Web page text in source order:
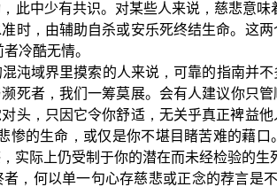
， 此中少有共识。对某些人来说 ， 慈悲意味
时， 由辅助自杀或安乐死终结生命。这
冷酷无情。
沌域界里摸索的人来说 ，可靠的指南并
死者， 我们一筹莫展。会有人建议你只管
头， 只因它令你舒适， 无关乎真正裨益
惨的生命 ， 或仅是你不堪目睹苦难的藉
， 实际上仍受制于你的潜在而未经检验的生
者 ， 何以单一句心存慈悲或正念的荐言是